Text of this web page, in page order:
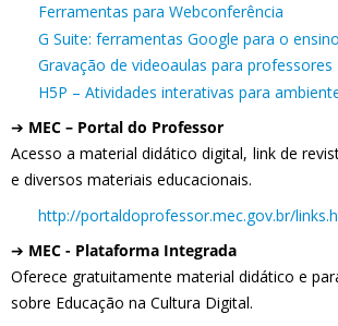
Ferramentas para Webconferência
G Suite: ferramentas Google para o
Gravação de videoaulas para professores
H5P – Atividades interativas para
➔ MEC – Portal do Professor
Acesso a material didático digital, link de
e diversos materiais educacionais.
http://portaldoprofessor.mec.gov.br/
➔ MEC - Plataforma Integrada
Oferece gratuitamente material didático e
sobre Educação na Cultura Digital.